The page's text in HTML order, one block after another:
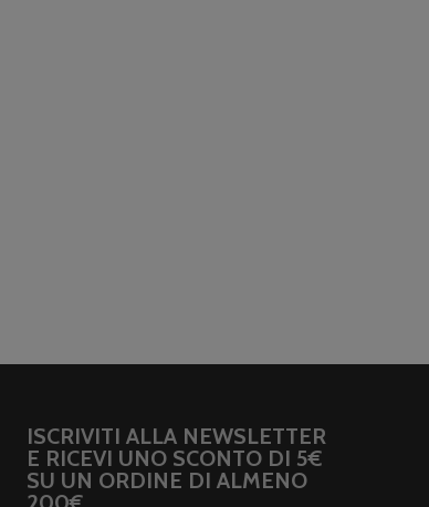
ISCRIVITI ALLA NEWSLETTER
E RICEVI UNO SCONTO DI 5€
SU UN ORDINE DI ALMENO